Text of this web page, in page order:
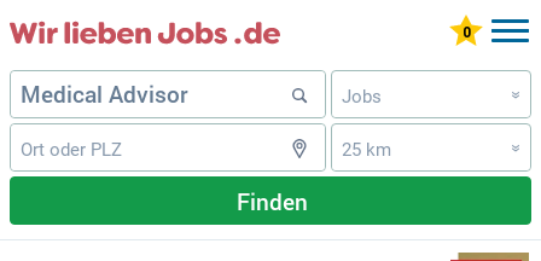
Jobs »
25 km »
Finden